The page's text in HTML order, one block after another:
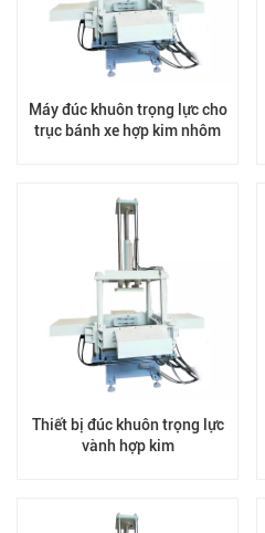
Máy đúc khuôn trọng lực cho
trục bánh xe hợp kim nhôm
Thiết bị đúc khuôn trọng lực
vành hợp kim